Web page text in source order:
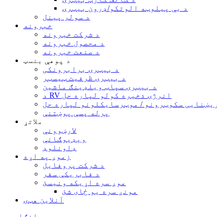
د بې پیلوټه الوتکو/ډرون بیټرۍ
د سولر پینل
خبرونه
د شرکت خبرونه
د محصول خبرونه
د صنعت خبرونه
د پوهې بنسټ
د بیټرۍ برابرونکی
د بیټرۍ ظرفیت ټیسټر
د بیټرۍ سپاټ ویلډینګ ماشین
د RV انرژۍ ذخیره کولو لپاره حل
سکوټرونو / موټرسایکلونو لپاره حل
پرله پسې پوښتنې
ملاتړ
لارښوونې
ویډیوګانې
ډاونلوډ
زموږ په اړه
د شرکت پروفایل
د فابریکې سفر
موږ سره اړیکه ونیسئ
مونږ سره یو ځای شئ
آنلاین هټۍ